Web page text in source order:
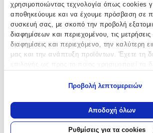
χρησιμοποιώντας τεχνολογία όπως cookies
αποθηκεύουμε και να έχουμε πρόσβαση σε
συσκευή σας, με σκοπό την προβολή
διαφημίσεων και περιεχομένου, τις
διαφημίσεις και περιεχόμενο, την καλύτερη
μας και την ανάπτυξη προϊόντων. Έχετε τη
Να συλλέξουμε πληροφορίες σχετικά
σας τοποθεσία, οι οποίες μπορεί να είναι
απόσταση μερικών μέτρων
Προβολή λεπτομερειών
Αποδοχή όλων
Ρυθμίσεις για τα cookies
Χαρακτηριστικά
Θέμα:
Αυτοκίνητα
Τύπος:
με Led:
Όχι